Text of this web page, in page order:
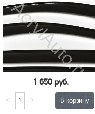
1 650 руб.
< >